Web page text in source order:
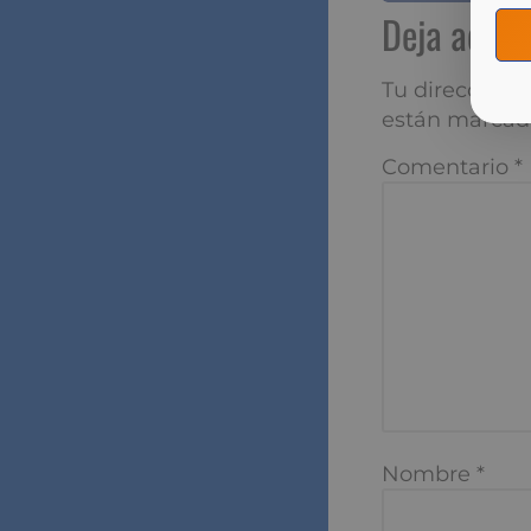
Deja
Tu dirección
marcados con*
Comentario*
Nombre*